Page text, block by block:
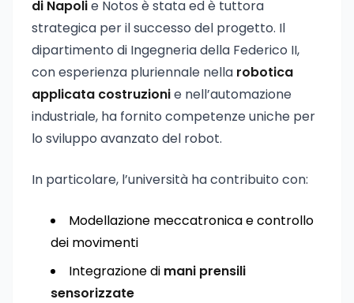
di Napolie Notos è stata ed è tuttora
strategica per il successo del progetto. Il
dipartimento di Ingegneria della Federico II,
con esperienza pluriennale nella robotica
applicata costruzionie nell’automazione
industriale, ha fornito competenze uniche per
lo sviluppo avanzato del robot.
In particolare, l’università ha contribuito con:
Modellazione meccatronica e controllo
dei movimenti
Integrazione di mani prensili
sensorizzate